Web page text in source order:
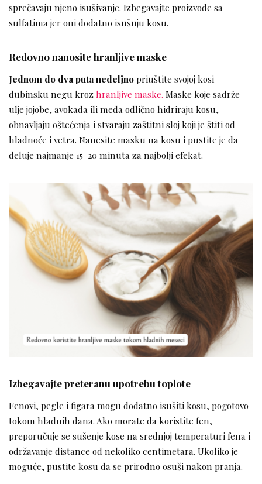
sprečavaju njeno isušivanje. Izbegavajte proizvode sa
sulfatima jer oni dodatno isušuju kosu.
Redovno nanosite hranljive maske
Jednom do dva puta nedeljnopriuštite svojoj kosi
dubinsku negu krozhranljive maske. Maske koje sadrže
ulje jojobe, avokada ili meda odlično hidriraju kosu,
obnavljaju oštećenja i stvaraju zaštitni sloj koji je štiti od
hladnoće i vetra. Nanesite masku na kosu i pustite je da
deluje najmanje 15-20 minuta za najbolji efekat.
Izbegavajte preteranu upotrebu toplote
Fenovi, pegle i figara mogu dodatno isušiti kosu, pogotovo
tokom hladnih dana. Ako morate da koristite fen,
preporučuje se sušenje kose na srednjoj temperaturi fena i
održavanje distance od nekoliko centimetara. Ukoliko je
moguće, pustite kosu da se prirodno osuši nakon pranja.